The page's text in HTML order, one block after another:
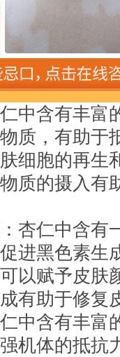
含有丰富
质，有助于
细胞的再生
质的摄入有
仁中含有
进黑色素生
以赋予皮肤
有助于修复
含有丰富
机体的抵抗